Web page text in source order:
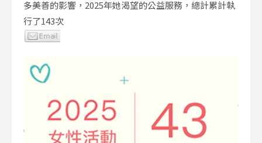
多美善的影響，2025年她渴望的公益服務，總計累計執
行了143次